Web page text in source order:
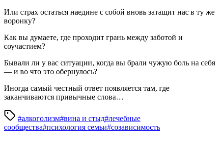
Или страх остаться наедине с собой вновь затащит нас в ту же
воронку?
Как вы думаете, где проходит грань между заботой и
соучастием?
Бывали ли у вас ситуации, когда вы брали чужую боль на себя
— и во что это обернулось?
Иногда самый честный ответ появляется там, где
заканчиваются привычные слова…
#алкоголизм#вина и стыд#лечебные
сообщества#психология семьи#созависимость